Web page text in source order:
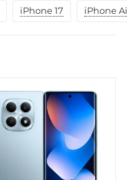
iPhone 17 iPhone